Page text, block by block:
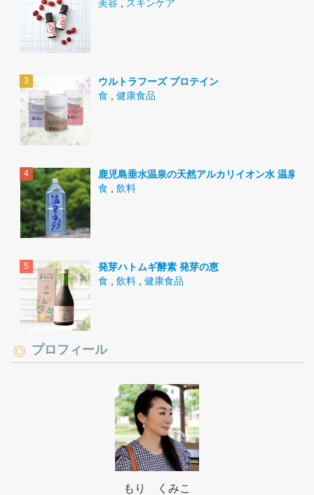
美容
スキンケア
ウルトラフーズ プロテイン
食
健康食品
鹿児島垂水温泉の天然アルカリイオン水 温泉水
食
飲料
発芽ハトムギ酵素 発芽の恵
食
飲料 健康食品
プロフィール
もり くみこ